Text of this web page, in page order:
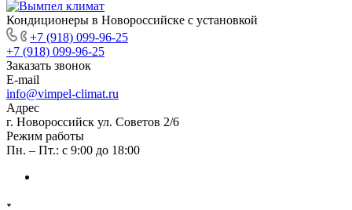
Кондиционеры в Новороссийске с установкой
+7 (918) 099-96-25
+7 (918) 099-96-25
Заказать звонок
E-mail
info@vimpel-climat.ru
Адрес
г. Новороссийск ул. Советов 2/6
Режим работы
Пн. – Пт.: с 9:00 до 18:00